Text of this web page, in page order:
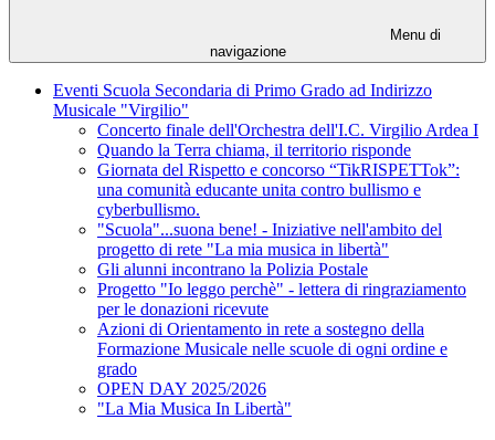
Menu di
navigazione
Eventi Scuola Secondaria di Primo Grado ad Indirizzo
Musicale "Virgilio"
Concerto finale dell'Orchestra dell'I.C. Virgilio Ardea I
Quando la Terra chiama, il territorio risponde
Giornata del Rispetto e concorso “TikRISPETTok”:
una comunità educante unita contro bullismo e
cyberbullismo.
"Scuola"...suona bene! - Iniziative nell'ambito del
progetto di rete "La mia musica in libertà"
Gli alunni incontrano la Polizia Postale
Progetto "Io leggo perchè" - lettera di ringraziamento
per le donazioni ricevute
Azioni di Orientamento in rete a sostegno della
Formazione Musicale nelle scuole di ogni ordine e
grado
OPEN DAY 2025/2026
"La Mia Musica In Libertà"